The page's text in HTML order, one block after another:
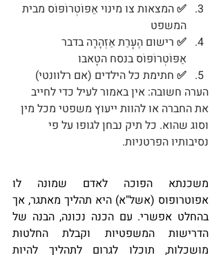
✅ המצאות צו מינוי אַפּוֹטְרוֹפּוֹס מבית
המשפט
✅ רישום הֶעָרַת אַזְהָרָה בדבר
אַפּוֹטְרוֹפּוֹס בנסח הטָאבּוּ
✅ חתימת כל הילדים (אם רלוונטי)
הערה חשובה: אין באמור לעיל כדי לחייב
את החברה או להוות ייעוץ משפטי מכל מין
וסוג שהוא. כל תיק נבחן לגופו על פי
נסיבותיו הפרטניות.